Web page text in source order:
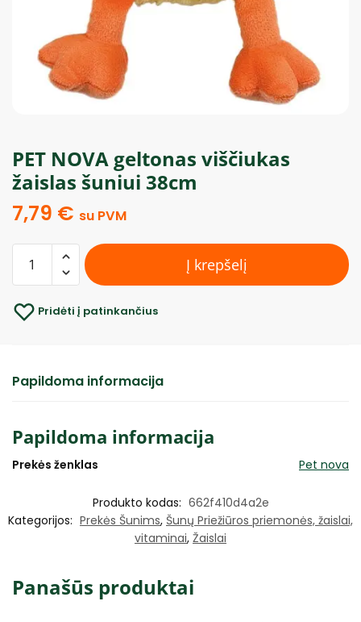
PET NOVA geltonas viščiukas
žaislas šuniui 38cm
7,79 € su PVM
Į krepšelį
Pridėti į patinkančius
Papildoma informacija
Papildoma informacija
Prekės ženklas Pet nova
Produkto kodas: 662f410d4a2e
Kategorijos: Prekės Šunims, Šunų Priežiūros priemonės, žaislai,
vitaminai, Žaislai
Panašūs produktai